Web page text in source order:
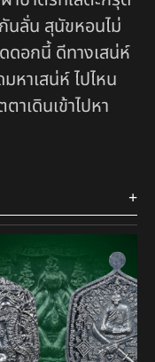
นลั่น สุนัขหอนไม่
อกนี้ ดีทางเสน่ห์
หาเสน่ห์ ไปไหน
าเดินเข้าไปหา